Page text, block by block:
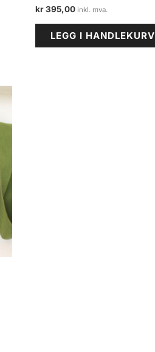
kr395,00
LEGG I HANDLEKURV